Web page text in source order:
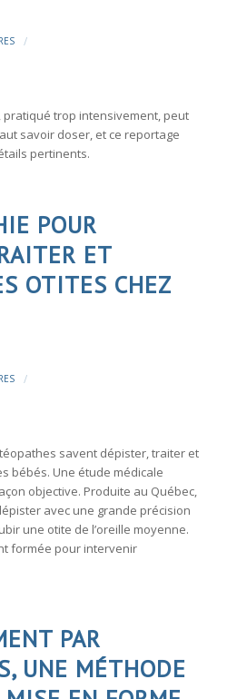
/
pratiqué trop intensivement, peut
savoir doser, et ce reportage
pertinents.
POUR
ET
OTITES CHEZ
/
savent dépister, traiter et
bébés. Une étude médicale
objective. Produite au Québec,
avec une grande précision
une otite de l’oreille moyenne.
formée pour intervenir
PAR
UNE MÉTHODE